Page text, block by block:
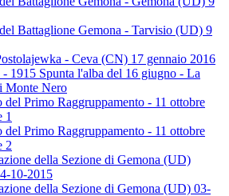
Battaglione Gemona - Tarvisio (UD) 9
- Ceva (CN) 17 gennaio 2016
- 1915 Spunta l'alba del 16 giugno - La
Monte Nero
del Primo Raggruppamento - 11 ottobre
1
del Primo Raggruppamento - 11 ottobre
2
della Sezione di Gemona (UD)
10-2015
della Sezione di Gemona (UD) 03-